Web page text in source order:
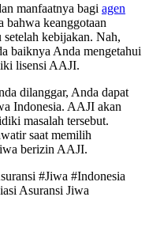
manfaatnya bagi agen
bahwa keanggotaan
kebijakan. Nah,
baiknya Anda mengetahui
lisensi AAJI.
dilanggar, Anda dapat
Indonesia. AAJI akan
masalah tersebut.
saat memilih
berizin AAJI.
#Jiwa #Indonesia
Asuransi Jiwa